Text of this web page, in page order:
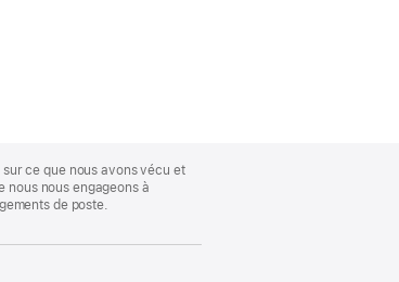
ce que nous avons vécu et
nous nous engageons à
de poste.